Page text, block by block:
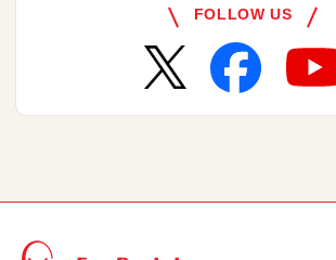
FOLLOW US